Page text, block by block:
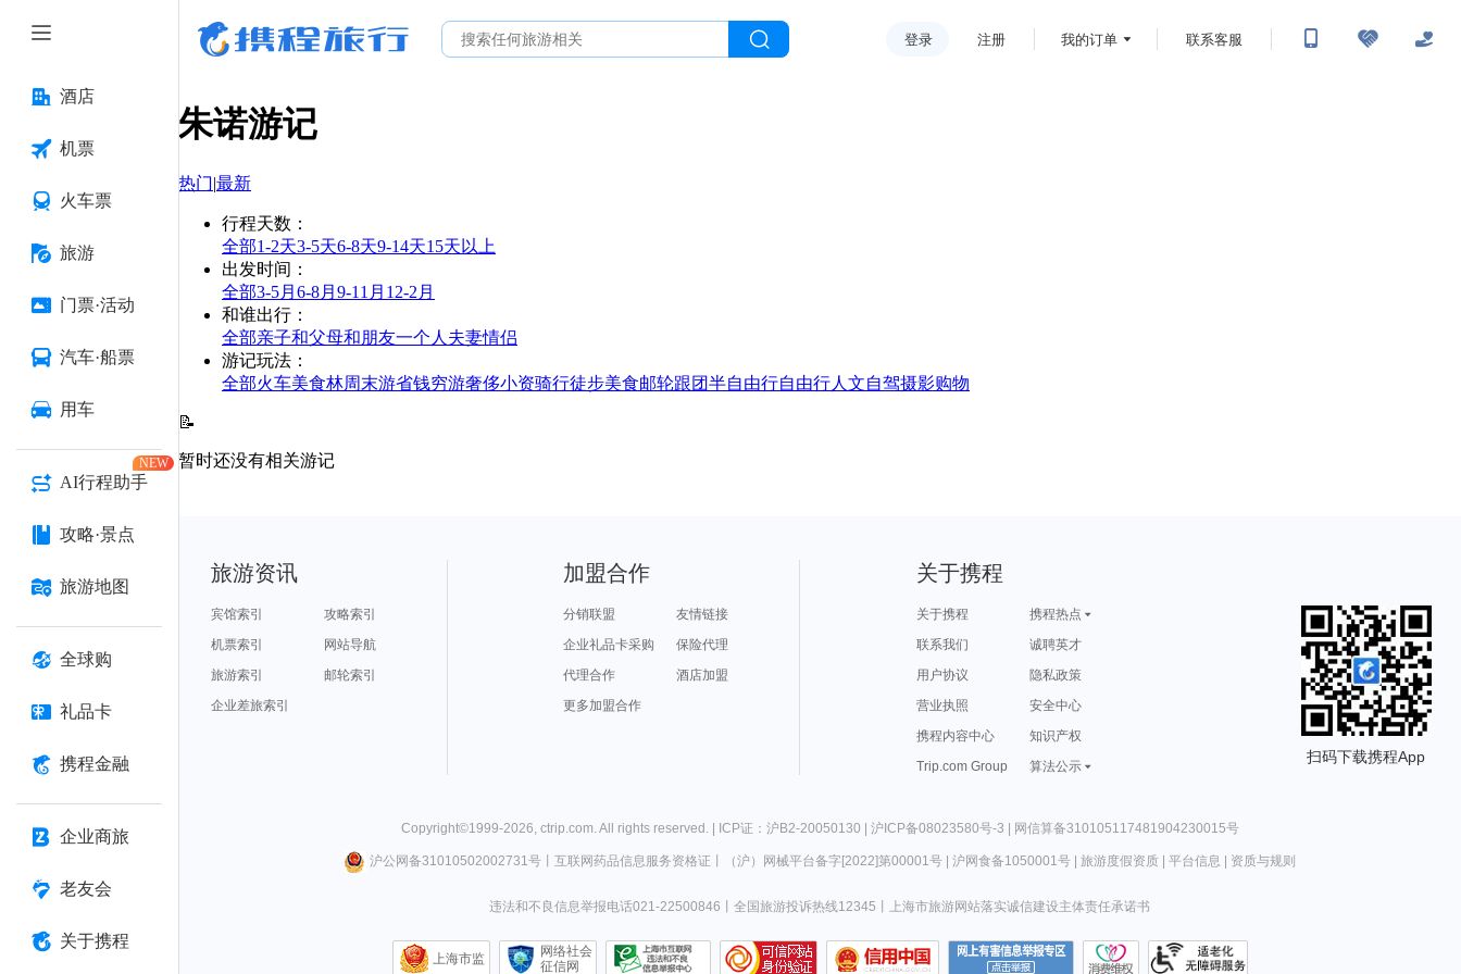
酒店
机票
火车票
旅游
门票·活动
汽车·船票
用车
AI行程助手
NEW
攻略·景点
旅游地图
全球购
礼品卡
携程金融
企业商旅
老友会
关于携程
登录 注册 我的订单 联系客服
朱诺游记
热门|最新
行程天数 ：
全部1-2天3-5天6-8天9-14天15天以上
出发时间 ：
全部3-5月 6-8月 9-11月 12-2月
和谁出行 ：
全部亲子和父母和朋友一个人 夫妻情侣
游记玩法 ：
全部火车美食林周末游省钱穷游奢侈小资骑行徒步美食邮轮跟团半自由行自由行人文自驾摄影购物
📝
暂时还没有相关游记
旅游资讯
宾馆索引
攻略索引
机票索引
网站导航
旅游索引
邮轮索引
企业差旅索引
加盟合作
分销联盟
友情链接
企业礼品卡采购
保险代理
代理合作
酒店加盟
更多加盟合作
关于携程
关于携程
携程热点
联系我们
诚聘英才
用户协议
隐私政策
营业执照
安全中心
携程内容中心
知识产权
Trip.com Group
算法公示
扫码下载携程App
Copyright©1999-2026, ctrip.com. All rights reserved. | ICP证：沪B2-20050130 | 沪ICP备08023580号-3 | 网信算备310105117481904230015号
沪公网备31010502002731号丨 互联网药品信息服务资格证 （沪）网械平台备字[2022]第00001号| 沪网食备1050001号| 旅游度假资质| 平台信息 资质与规则
违法和不良信息举报电话021-22500846 全国旅游投诉热线12345 上海市旅游网站落实诚信建设主体责任承诺书
上海市监
网络社会
征信网